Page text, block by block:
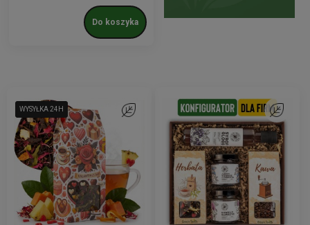
Do koszyka
WYSYŁKA 24H
WYSYŁKA 24H Do ulubionych Do